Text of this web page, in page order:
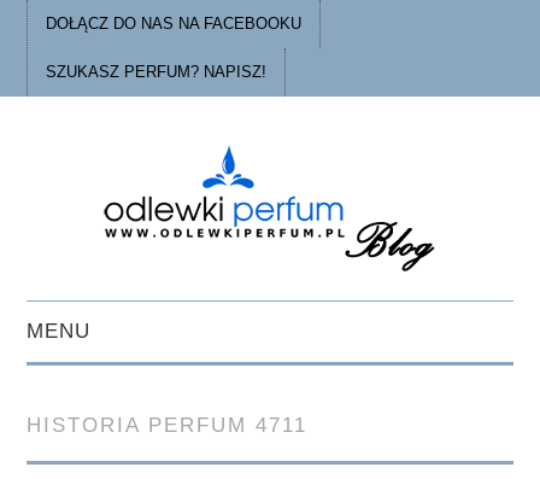
DOŁĄCZ DO NAS NA FACEBOOKU
SZUKASZ PERFUM? NAPISZ!
MENU
HISTORIA PERFUM 4711